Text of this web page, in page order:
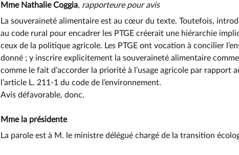
Mme Nathalie Coggia, rapporteure pour avis
La souveraineté alimentaire est au cœur du texte. Toutefois,
au code rural pour encadrer les PTGE créerait une hiérarchie
ceux de la politique agricole. Les PTGE ont vocation à concilier
donné ; y inscrire explicitement la souveraineté alimentaire
comme le fait d’accorder la priorité à l’usage agricole par rapport
l’article L. 211-1 du code de l’environnement.
Avis défavorable, donc.
Mme la présidente
La parole est à M. le ministre délégué chargé de la transition